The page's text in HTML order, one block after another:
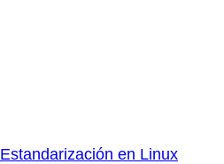
Estandarización en Linux